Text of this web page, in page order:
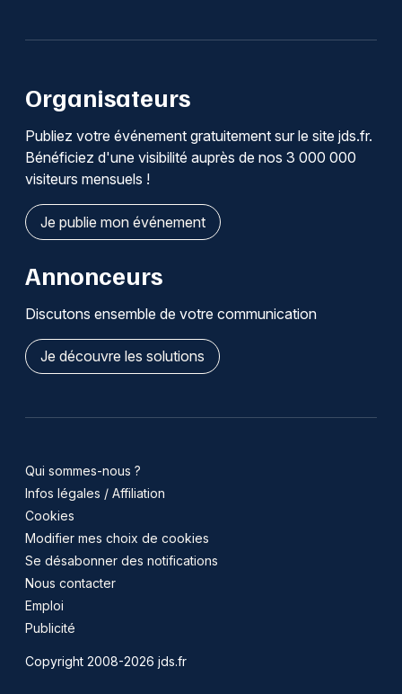
Organisateurs
Publiez votre événement gratuitement sur le site jds.fr.
Bénéficiez d'une visibilité auprès de nos 3 000 000
visiteurs mensuels !
Je publie mon événement
Annonceurs
Discutons ensemble de votre communication
Je découvre les solutions
Qui sommes-nous ?
Infos légales / Affiliation
Cookies
Modifier mes choix de cookies
Se désabonner des notifications
Nous contacter
Emploi
Publicité
Copyright 2008-2026 jds.fr